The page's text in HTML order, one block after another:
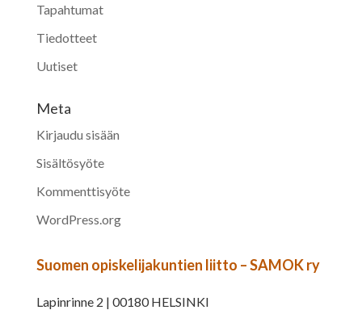
Tapahtumat
Tiedotteet
Uutiset
Meta
Kirjaudu sisään
Sisältösyöte
Kommenttisyöte
WordPress.org
Suomen opiskelijakuntien liitto – SAMOK ry
Lapinrinne 2 | 00180 HELSINKI